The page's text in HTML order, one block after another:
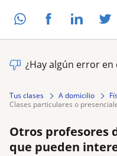
¿Hay algún error en
Tus clases A domicilio
clases particulares o
Otros profesores
que pueden